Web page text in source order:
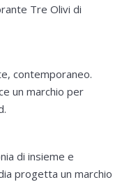
Tre Olivi di
contemporaneo.
un marchio per
di insieme e
progetta un marchio